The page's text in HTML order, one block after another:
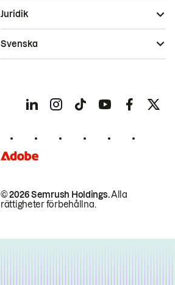
© 2026 Semrush Holdings.Alla
rättigheter förbehållna.
Juridik
Svenska